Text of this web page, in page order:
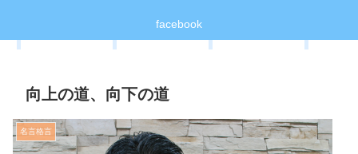
facebook
向上の道、向下の道
名言格言